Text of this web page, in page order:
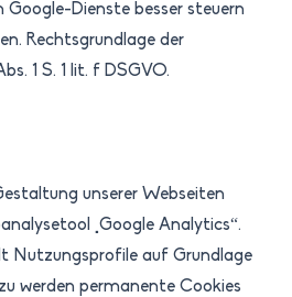
Google-Dienste besser steuern
Rechtsgrundlage der
1 S. 1 lit. f DSGVO.
unserer Webseiten
„Google Analytics“.
Nutzungsprofile auf Grundlage
werden permanente Cookies